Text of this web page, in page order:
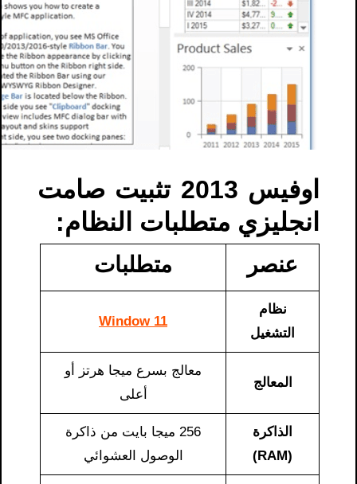
اوفيس 2013 تثبيت صامت
انجليزي متطلبات النظام:
عنصر متطلبات
نظام
التشغيل
Window 11
المعالج
معالج بسرع ميجا هرتز أو
أعلى
الذاكرة
(RAM)
256 ميجا بايت من ذاكرة
الوصول العشوائي